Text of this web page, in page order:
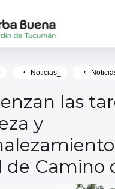
Noticias_
las
y
de Camino